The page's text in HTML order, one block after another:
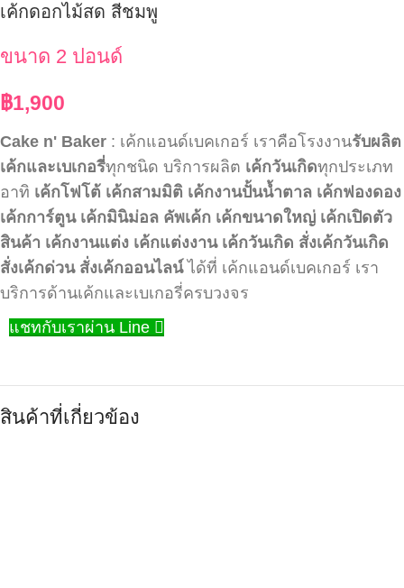
เค้กดอกไม้สด สีชมพู
ขนาด 2 ปอนด์
฿1,900
Cake n' Baker : เค้กแอนด์เบคเกอร์ เราคือโรงงานรับผลิต
เค้กและเบเกอรี่ทุกชนิด บริการผลิต เค้กวันเกิดทุกประเภท
อาทิ เค้กโฟโต้ เค้กสามมิติ เค้กงานปั้นน้ำตาล เค้กฟองดอง
เค้กการ์ตูน เค้กมินิม่อล คัพเค้ก เค้กขนาดใหญ่ เค้กเปิดตัว
สินค้า เค้กงานแต่ง เค้กแต่งงาน เค้กวันเกิด สั่งเค้กวันเกิด
สั่งเค้กด่วน สั่งเค้กออนไลน์ได้ที่ เค้กแอนด์เบคเกอร์ เรา
บริการด้านเค้กและเบเกอรี่ครบวงจร
แชทกับเราผ่าน Line
สินค้าที่เกี่ยวข้อง